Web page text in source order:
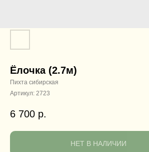
Ёлочка (2.7м)
Пихта сибирская
Артикул: 2723
6 700 р.
НЕТ В НАЛИЧИИ